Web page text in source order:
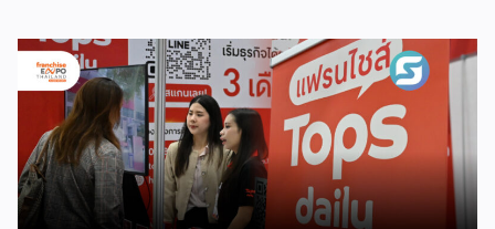
สัมผัส คุณสิทธิชัย ทิตอร่าม General Manager –
Commercial Business Group บริษัท ชายสี่ คอร์ปอเรชั่น
จำกัด พูคุยถึงเส้นทางการขยายสาขาไปต่างประเทศของ “ชายสี่
บะหมี่เกี๊ยว” หลังอยู่ในตลาดไทยมานาน 32 ปี และเริ่มมองหา
โอกาสในตลาดอาเซียนอย่างจริงจัง จุดเริ่มต้นของการเปิด
ตลาดในฟิลิปปินส์ คุณสิทธิชัย เล่าถึงจุดเริ่มต้นของการขยายไป
ต่างประเทศมาจาก Cabalen Group เจ้าของร้านอาหารใน
ฟิลิปปินส์เดินทางมาเมืองไทยแล้วได้ลองกินบะหมี่ชายสี่จนติดใจ